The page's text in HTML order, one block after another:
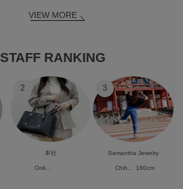
VIEW MORE
STAFF RANKING
2
本社
Onli...
3
Samantha Jewelry
Chih... 160cm